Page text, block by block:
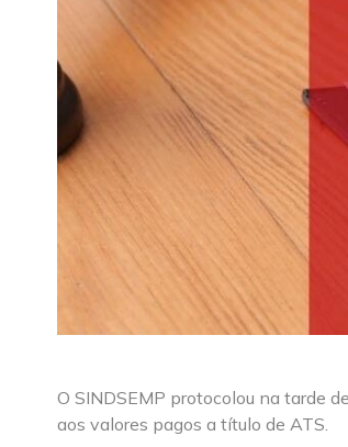
O SINDSEMP protocolou na tarde
aos valores pagos a título de ATS.